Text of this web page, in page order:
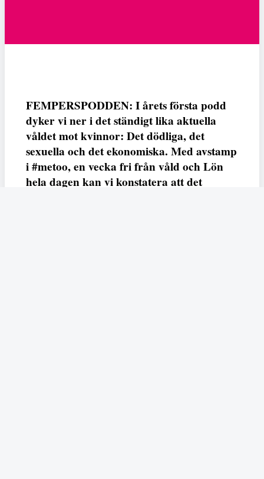
FEMPERSPODDEN: I årets första podd
dyker vi ner i det ständigt lika aktuella
våldet mot kvinnor: Det dödliga, det
sexuella och det ekonomiska. Med avstamp
i #metoo, en vecka fri från våld och Lön
hela dagen kan vi konstatera att det